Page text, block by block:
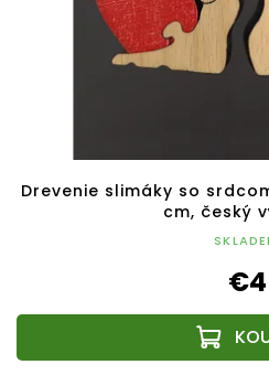
Drevenie slimáky so
cm, český
€4